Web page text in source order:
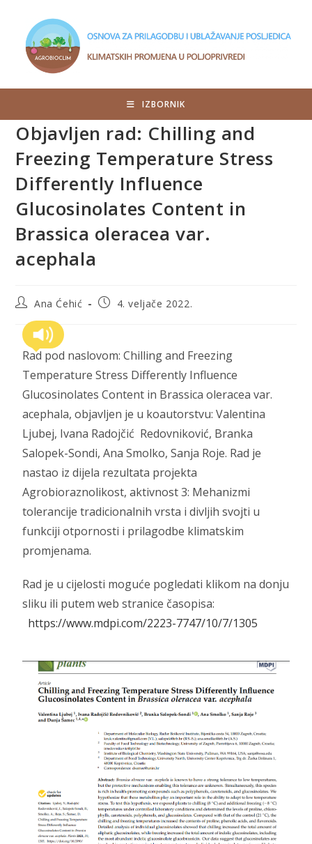
IZBORNIK
Objavljen rad: Chilling and
Freezing Temperature Stress
Differently Influence
Glucosinolates Content in
Brassica oleracea var.
acephala
Ana Ćehić 4. veljače 2022.
Rad pod naslovom: Chilling and Freezing
Temperature Stress Differently Influence
Glucosinolates Content in Brassica oleracea var.
acephala, objavljen je u koautorstvu: Valentina
Ljubej, Ivana Radojčić Redovniković, Branka
Salopek-Sondi, Ana Smolko, Sanja Roje. Rad je
nastao iz dijela rezultata projekta
Agrobioraznolikost, aktivnost 3: Mehanizmi
tolerancije tradicionalnih vrsta i divljih svojti u
funkciji otpornosti i prilagodbe klimatskim
promjenama.
Rad je u cijelosti moguće pogledati klikom na donju
sliku ili putem web stranice časopisa:
https://www.mdpi.com/2223-7747/10/7/1305